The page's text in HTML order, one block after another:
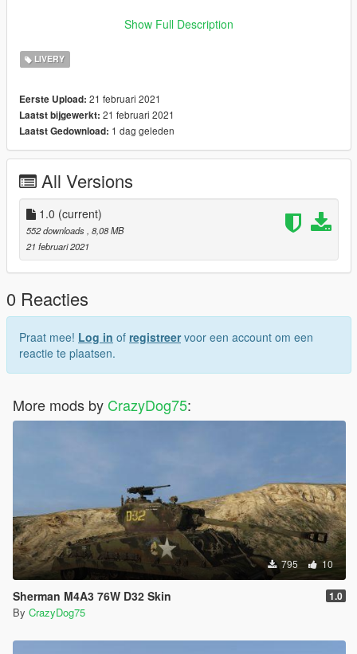
Use OpenIV to make these changes.
1. Add new livery
V\update\x64\dlcpacks\fiestawrc\dlc.rpf\x64\levels\gta5\vehicles
\vehicles.rpf\
Drag the "livery" folder map into fiestawrc.ytd
Show Full Description
LIVERY
Eerste Upload: 21 februari 2021
Laatst bijgewerkt: 21 februari 2021
Laatst Gedownload: 1 dag geleden
All Versions
1.0 (current)
552 downloads , 8,08 MB
21 februari 2021
0 Reacties
Praat mee! Log in of registreervoor een account om een
reactie te plaatsen.
More mods by CrazyDog75:
795 10
Sherman M4A3 76W D32 Skin 1.0
By CrazyDog75